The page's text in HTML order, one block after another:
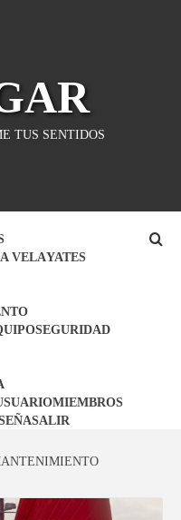
TUS SENTIDOS
VELAYATES
SEGURIDAD
MIEMBROS
SALIR